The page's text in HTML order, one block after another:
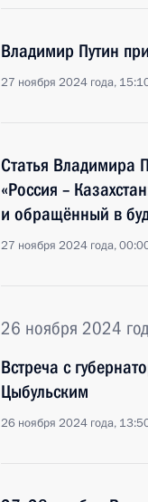
Владимир Путин
27 ноября 2024 года,
Статья Владимира
«Россия –
и обращённый в
27 ноября 2024 года,
26 ноября 2024
Встреча с
Цыбульским
26 ноября 2024 года,